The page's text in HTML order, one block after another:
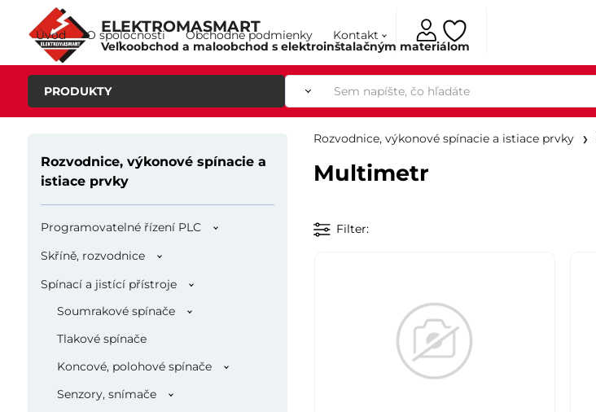
ELEKTROMASMART
Veľkoobchod a maloobchod s elektroinštalačným materiálom
Úvod O spoločnosti Obchodné podmienky Kontakt
PRODUKTY
Rozvodnice, výkonové spínacie a
istiace prvky
Programovatelné řízení PLC
Skříně, rozvodnice
Spínací a jistící přístroje
Soumrakové spínače
Tlakové spínače
Koncové, polohové spínače
Senzory, snímače
Rozvodnice, výkonové spínacie a istiace prvky
Multimetr
Filter